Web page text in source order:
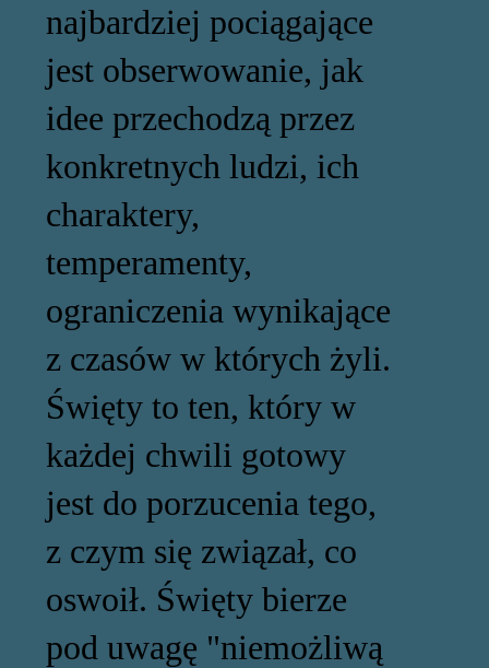
najbardziej pociągające
jest obserwowanie, jak
idee przechodzą przez
konkretnych ludzi, ich
charaktery,
temperamenty,
ograniczenia wynikające
z czasów w których żyli.
Święty to ten, który w
każdej chwili gotowy
jest do porzucenia tego,
z czym się związał, co
oswoił. Święty bierze
pod uwagę "niemożliwą